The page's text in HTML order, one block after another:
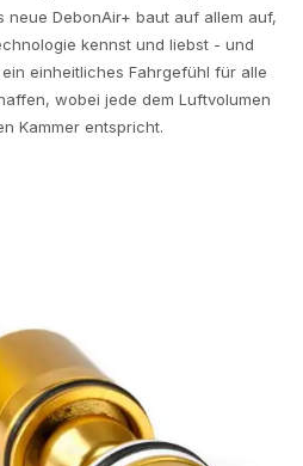
neue DebonAir+ baut auf allem auf,
kennst und liebst - und
einheitliches Fahrgefühl für alle
wobei jede dem Luftvolumen
Kammer entspricht.